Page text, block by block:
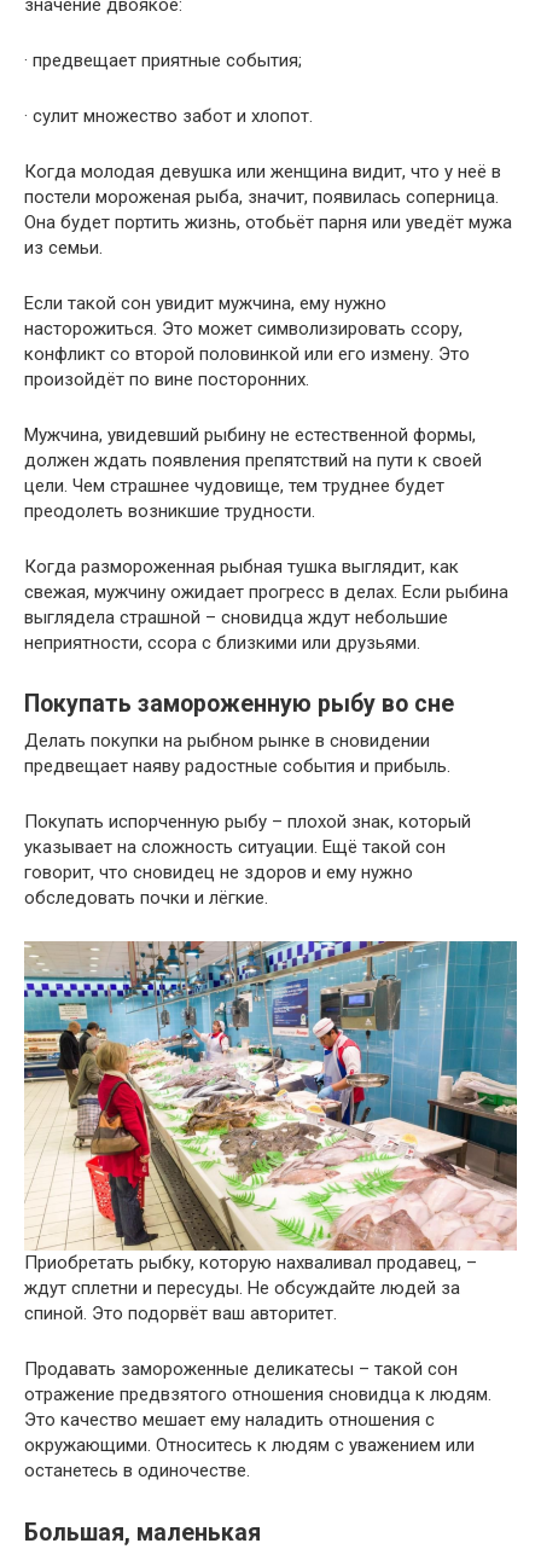
значение двоякое:
· предвещает приятные события;
· сулит множество забот и хлопот.
Когда молодая девушка или женщина видит, что у неё в
постели мороженая рыба, значит, появилась соперница.
Она будет портить жизнь, отобьёт парня или уведёт мужа
из семьи.
Если такой сон увидит мужчина, ему нужно
насторожиться. Это может символизировать ссору,
конфликт со второй половинкой или его измену. Это
произойдёт по вине посторонних.
Мужчина, увидевший рыбину не естественной формы,
должен ждать появления препятствий на пути к своей
цели. Чем страшнее чудовище, тем труднее будет
преодолеть возникшие трудности.
Когда размороженная рыбная тушка выглядит, как
свежая, мужчину ожидает прогресс в делах. Если рыбина
выглядела страшной – сновидца ждут небольшие
неприятности, ссора с близкими или друзьями.
Покупать замороженную рыбу во сне
Делать покупки на рыбном рынке в сновидении
предвещает наяву радостные события и прибыль.
Покупать испорченную рыбу – плохой знак, который
указывает на сложность ситуации. Ещё такой сон
говорит, что сновидец не здоров и ему нужно
обследовать почки и лёгкие.
Приобретать рыбку, которую нахваливал продавец, –
ждут сплетни и пересуды. Не обсуждайте людей за
спиной. Это подорвёт ваш авторитет.
Продавать замороженные деликатесы – такой сон
отражение предвзятого отношения сновидца к людям.
Это качество мешает ему наладить отношения с
окружающими. Относитесь к людям с уважением или
останетесь в одиночестве.
Большая, маленькая